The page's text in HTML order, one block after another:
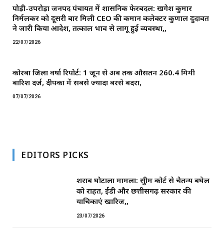
पोड़ी-उपरोड़ा जनपद पंचायत में प्रशासनिक फेरबदल: खगेश कुमार
निर्मलकर को दूसरी बार मिली CEO की कमान ​कलेक्टर कुणाल दुदावत
ने जारी किया आदेश, तत्काल प्रभाव से लागू हुई व्यवस्था,,
22/07/2026
कोरबा जिला वर्षा रिपोर्ट: 1 जून से अब तक औसतन 260.4 मिमी
बारिश दर्ज, दीपका में सबसे ज्यादा बरसे बदरा,
07/07/2026
EDITORS PICKS
शराब घोटाला मामला: सुप्रीम कोर्ट से चैतन्य बघेल
को राहत, ईडी और छत्तीसगढ़ सरकार की
याचिकाएं खारिज,,
23/07/2026